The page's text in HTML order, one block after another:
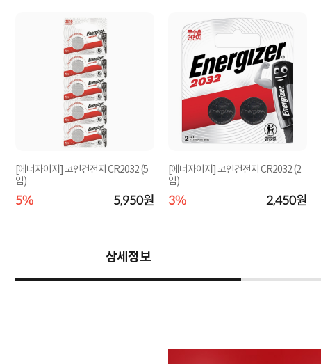
[에너자이저] 코인건전지 CR2032 (5
입)
5% 5,950원
[에너자이저] 코인건전지 CR2032 (2
입)
3% 2,450원
상세정보